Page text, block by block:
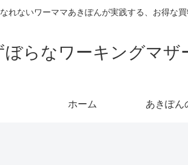
れないワーママあきぽんが実践する、お得な
ぼらなワーキングマザ
ホーム あきぽん